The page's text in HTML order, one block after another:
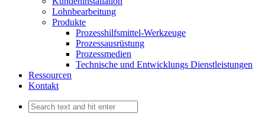
Lohnbearbeitung
Produkte
Prozesshilfsmittel-Werkzeuge
Prozessausrüstung
Prozessmedien
Technische und Entwicklungs Dienstleistungen
Ressourcen
Kontakt